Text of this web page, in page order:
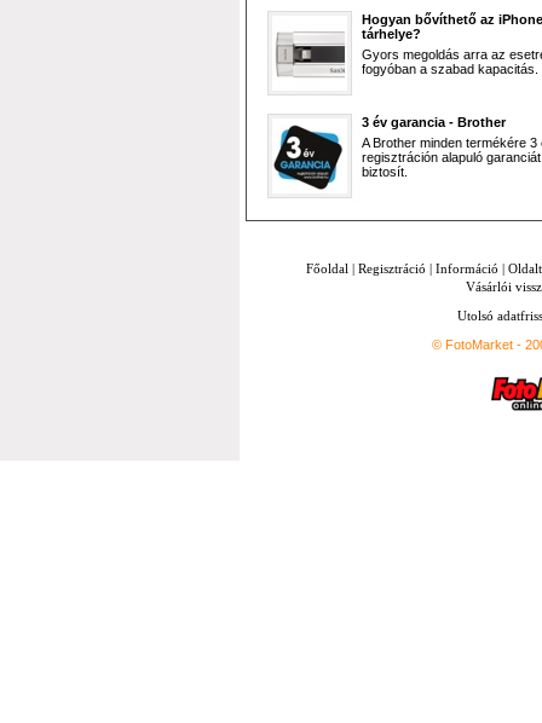
Hogyan bővíthető az iPhone
tárhelye?
Gyors megoldás arra az
fogyóban a szabad kapacitás.
3 év garancia - Brother
A Brother minden termékére 3
regisztráción alapuló garanciát
biztosít.
Főoldal | Regisztráció | Információ |
Vásárlói
Utolsó
© FotoMarket -